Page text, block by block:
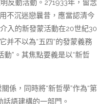
反動活動。271933年，留念
不沉迷戀曩昔，應當認清今
入的新發蒙活動在20世紀30
并不以為“五四”的發蒙義務
”。其焦點要義是以“新哲
係，同時將“新哲學”作為“第
語建構的一部門。